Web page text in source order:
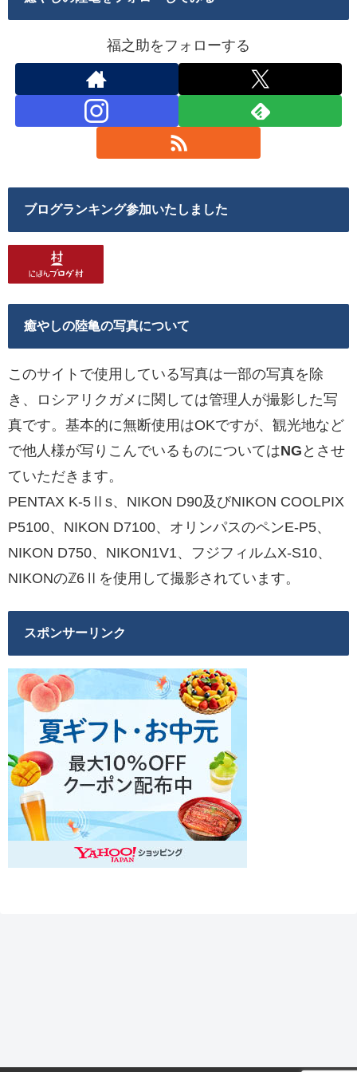
福之助をフォローする
ブログランキング参加いたしました
癒やしの陸亀の写真について
このサイトで使用している写真は一部の写真を除
き、ロシアリクガメに関しては管理人が撮影した写
真です。基本的に無断使用はOKですが、観光地など
で他人様が写りこんでいるものについてはNG とさせ
ていただきます。
PENTAX K-5Ⅱs、NIKON D90及びNIKON COOLPIX
P5100、NIKON D7100、オリンパスのペンE-P5、
NIKON D750、NIKON1V1、フジフィルムX-S10、
NIKONのℤ6Ⅱを使用して撮影されています。
スポンサーリンク